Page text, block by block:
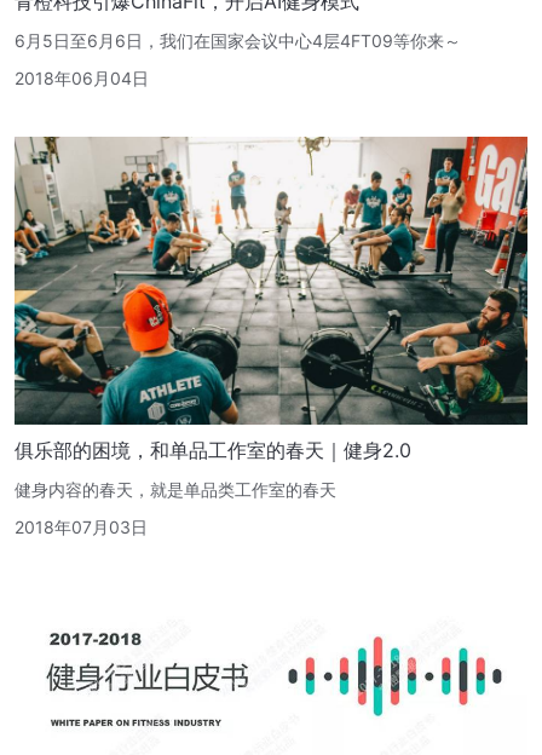
6月5日至6月6日，我们在国家会议中心4层4FT09等你来～
2018年06月04日
俱乐部的困境，和单品工作室的春天｜健身2.0
健身内容的春天，就是单品类工作室的春天
2018年07月03日